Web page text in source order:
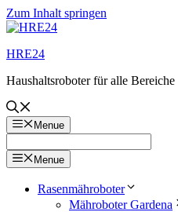
Zum Inhalt springen
HRE24
Haushaltsroboter für alle Bereiche
Menue
Menue
Rasenmähroboter
Mähroboter Gardena